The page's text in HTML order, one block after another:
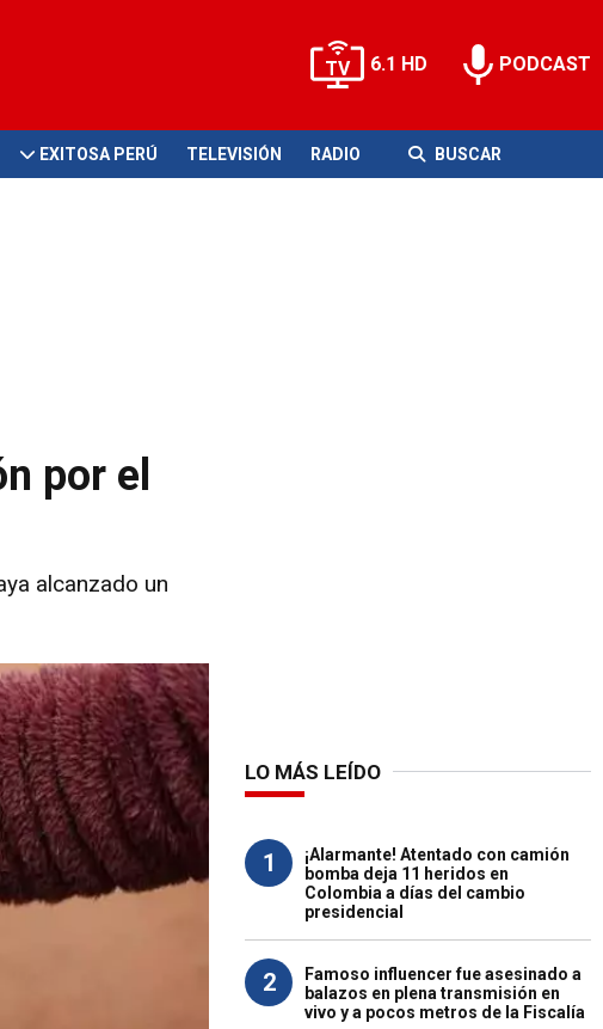
6.1 HD PODCAST
EXITOSA PERÚ TELEVISIÓN RADIO BUSCAR
por el
alcanzado un
LO MÁS LEÍDO
1
¡Alarmante! Atentado con camión
bomba deja 11 heridos en
Colombia a días del cambio
presidencial
2
Famoso influencer fue asesinado a
balazos en plena transmisión en
vivo y a pocos metros de la Fiscalía